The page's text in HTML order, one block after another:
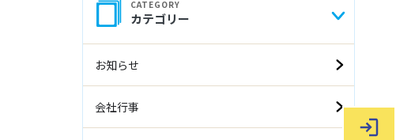
カテゴリー
お知らせ
会社行事